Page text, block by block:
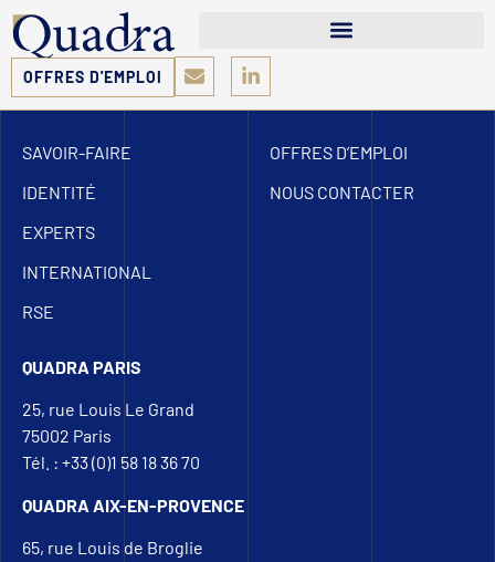
OFFRES D'EMPLOI
SAVOIR-FAIRE
IDENTITÉ
EXPERTS
INTERNATIONAL
RSE
OFFRES D’EMPLOI
NOUS CONTACTER
QUADRA PARIS
25, rue Louis Le Grand
75002 Paris
Tél. : +33 (0)1 58 18 36 70
QUADRA AIX-EN-PROVENCE
65, rue Louis de Broglie